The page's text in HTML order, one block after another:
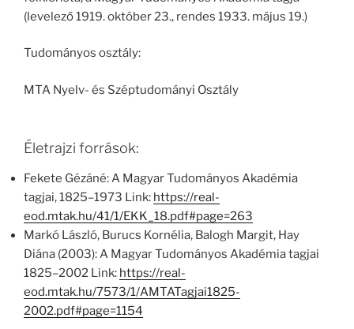
(levelező 1919. október 23., rendes 1933. május 19.)
Tudományos osztály:
MTA Nyelv- és Széptudományi Osztály
Életrajzi források:
Fekete Gézáné: A Magyar Tudományos Akadémia
tagjai, 1825–1973 Link: https://real-
eod.mtak.hu/41/1/EKK_18.pdf#page=263
Markó László, Burucs Kornélia, Balogh Margit, Hay
Diána (2003): A Magyar Tudományos Akadémia tagjai
1825–2002 Link: https://real-
eod.mtak.hu/7573/1/AMTATagjai1825-
2002.pdf#page=1154